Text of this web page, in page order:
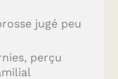
jugé peu
perçu